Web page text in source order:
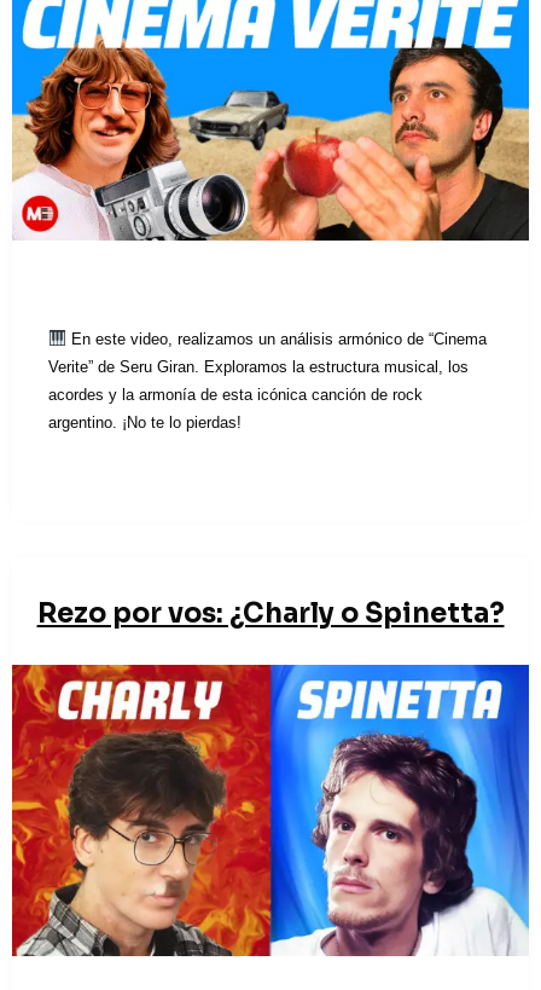
En este video, realizamos un análisis armónico de “Cinema
Verite” de Seru Giran. Exploramos la estructura musical, los
acordes y la armonía de esta icónica canción de rock
argentino. ¡No te lo pierdas!
Rezo por vos: ¿Charly o Spinetta?